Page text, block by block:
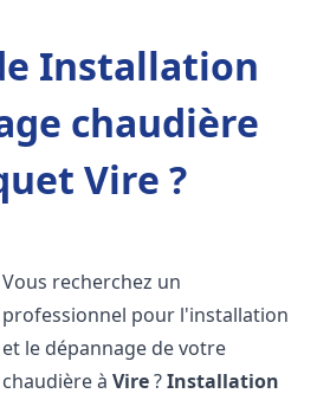
Installation
chaudière
Vire ?
Vous recherchez un
professionnel pour l'installation
et le dépannage de votre
chaudière àVire?Installation